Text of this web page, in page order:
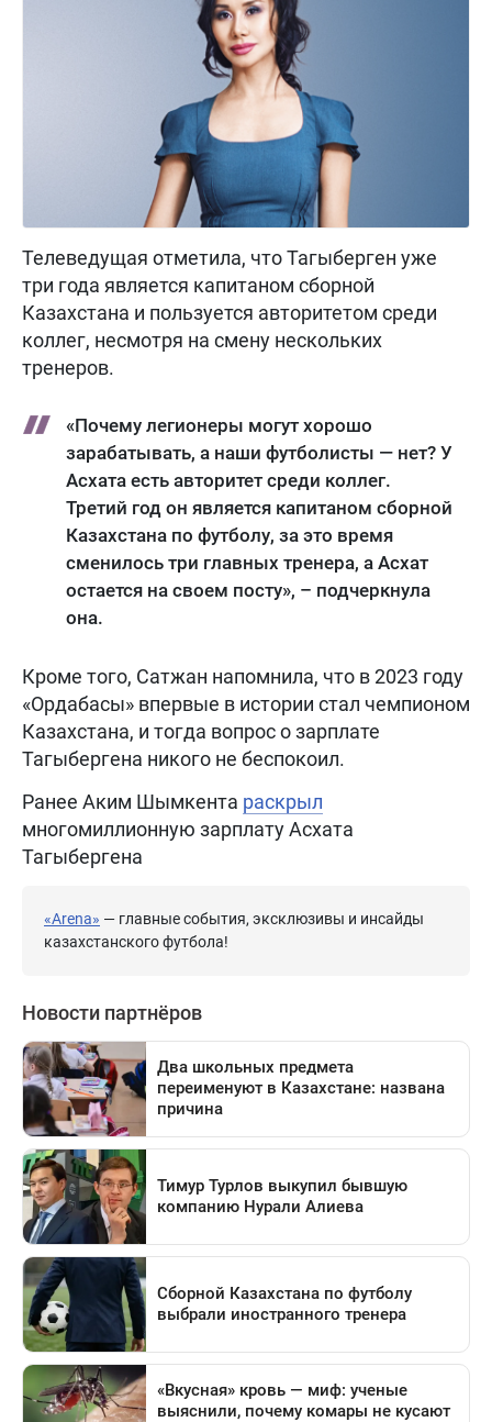
Телеведущая отметила, что Тагыберген уже
три года является капитаном сборной
Казахстана и пользуется авторитетом среди
коллег, несмотря на смену нескольких
тренеров.
«Почему легионеры могут хорошо
зарабатывать, а наши футболисты — нет? У
Асхата есть авторитет среди коллег.
Третий год он является капитаном сборной
Казахстана по футболу, за это время
сменилось три главных тренера, а Асхат
остается на своем посту», – подчеркнула
она.
Кроме того, Сатжан напомнила, что в 2023 году
«Ордабасы» впервые в истории стал чемпионом
Казахстана, и тогда вопрос о зарплате
Тагыбергена никого не беспокоил.
Ранее Аким Шымкента раскрыл
многомиллионную зарплату Асхата
Тагыбергена
«Arena» — главные события, эксклюзивы и инсайды
казахстанского футбола!